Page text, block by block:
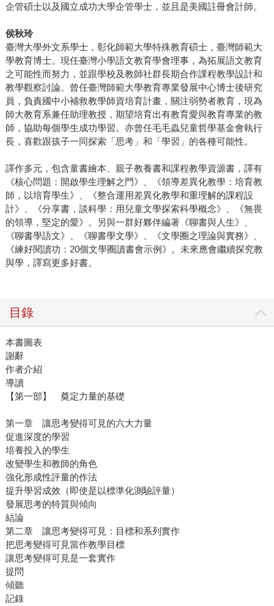
企管碩士以及國立成功大學企管學士，並且是美國註冊會計師。
侯秋玲
臺灣大學外文系學士，彰化師範大學特殊教育碩士，臺灣師範大
學教育博士。現任臺灣小學語文教育學會理事，為拓展語文教育
之可能性而努力，並跟學校及教師社群長期合作課程教學設計和
教學觀察討論。曾任臺灣師範大學教育專業發展中心博士後研究
員，負責國中小補救教學師資培育計畫，關注弱勢者教育，現為
師大教育系兼任助理教授，期望培育出有教育愛與教育專業的教
師，協助每個學生成功學習。亦曾任毛毛蟲兒童哲學基金會執行
長，喜歡跟孩子一同探索「思考」和「學習」的各種可能性。
譯作多元，包含童書繪本、親子教養書和課程教學資源書，譯有
《核心問題：開啟學生理解之門》、《領導差異化教學：培育教
師，以培育學生》、《整合運用差異化教學和重理解的課程設
計》、《分享書，談科學：用兒童文學探索科學概念》、《無畏
的領導，堅定的愛》。另與一群好夥伴編著《聊書與人生》、
《聊書學語文》、《聊書學文學》、《文學圈之理論與實務》、
《練好閱讀功：20個文學圈讀書會示例》。未來應會繼續探究教
與學，譯寫更多好書。
目錄
本書圖表
謝辭
作者介紹
導讀
【第一部】 奠定力量的基礎
第一章 讓思考變得可見的六大力量
促進深度的學習
培養投入的學生
改變學生和教師的角色
強化形成性評量的作法
提升學習成效（即使是以標準化測驗評量）
發展思考的特質與傾向
結論
第二章 讓思考變得可見：目標和系列實作
把思考變得可見當作教學目標
讓思考變得可見是一套實作
提問
傾聽
記錄